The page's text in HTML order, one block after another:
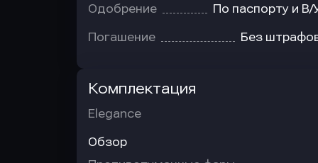
Одобрение По паспорту и В/
Погашение Без
Комплектация
Elegance
Обзор